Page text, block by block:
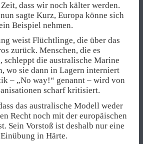
dass wir noch kälter werden.
sagte Kurz, Europa könne sich
Beispiel nehmen.
weist Flüchtlinge, die über das
zurück. Menschen, die es
schleppt die australische Marine
wo sie dann in Lagern interniert
– „No way!“ genannt – wird von
scharf kritisiert.
das australische Modell weder
Recht noch mit der europäischen
Sein Vorstoß ist deshalb nur eine
in Härte.